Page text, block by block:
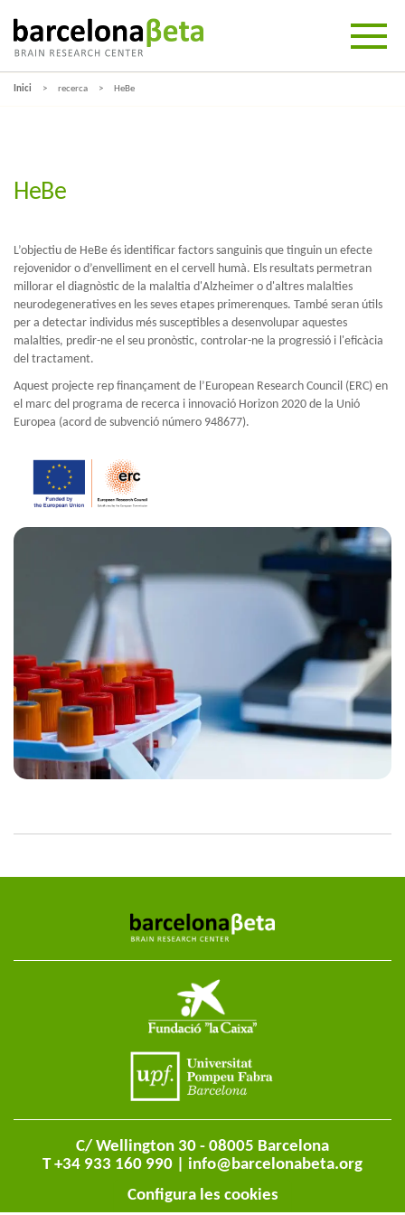
Inici recerca HeBe
HeBe
L’objectiu de HeBe és identificar factors sanguinis que tinguin un efecte
rejovenidor o d’envelliment en el cervell humà. Els resultats permetran
millorar el diagnòstic de la malaltia d'Alzheimer o d'altres malalties
neurodegeneratives en les seves etapes primerenques. També seran útils
per a detectar individus més susceptibles a desenvolupar aquestes
malalties, predir-ne el seu pronòstic, controlar-ne la progressió i l'eficàcia
del tractament.
Aquest projecte rep finançament de l’European Research Council (ERC) en
el marc del programa de recerca i innovació Horizon 2020 de la Unió
Europea (acord de subvenció número 948677).
C/ Wellington 30 - 08005 Barcelona
T +34 933 160 990 | info@barcelonabeta.org
Configura les cookies